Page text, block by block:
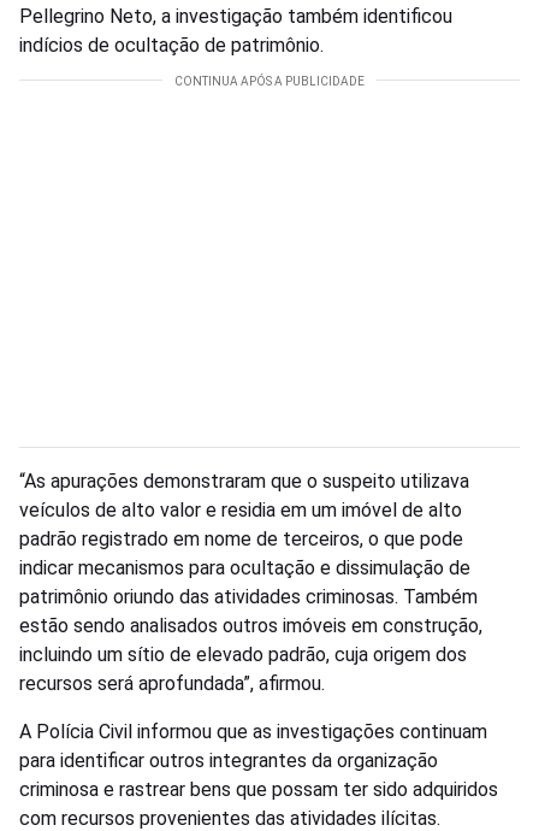
Pellegrino Neto, a investigação também identificou
indícios de ocultação de patrimônio.
“As apurações demonstraram que o suspeito utilizava
veículos de alto valor e residia em um imóvel de alto
padrão registrado em nome de terceiros, o que pode
indicar mecanismos para ocultação e dissimulação de
patrimônio oriundo das atividades criminosas. Também
estão sendo analisados outros imóveis em construção,
incluindo um sítio de elevado padrão, cuja origem dos
recursos será aprofundada”, afirmou.
A Polícia Civil informou que as investigações continuam
para identificar outros integrantes da organização
criminosa e rastrear bens que possam ter sido adquiridos
com recursos provenientes das atividades ilícitas.